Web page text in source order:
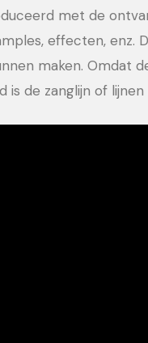
met de
effecten, enz.
maken. Omdat
is de zanglijn of